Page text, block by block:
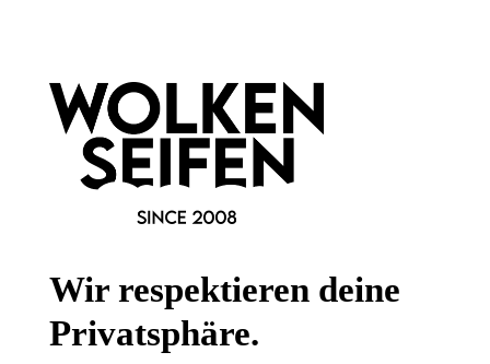
Informationen
Gesetzliche Informationen
FAQ
Wir respektieren deine
Privatsphäre.